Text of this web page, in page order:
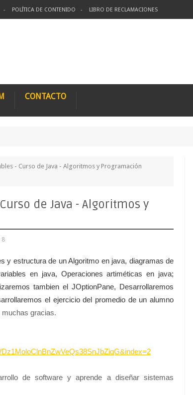
POLÍTICA DE CONTENIDO LIBRO DE RECLAMACIONES
CONTACTO
- Curso de Java - Algoritmos y Programación
de Java - Algoritmos y
8
y estructura de un Algoritmo en java, diagramas de
en java, Operaciones artiméticas en java;
tambien el JOptionPane, Desarrollaremos
el ejercicio del promedio de un alumno
gracias.
de software y aprende a diseñar sistemas